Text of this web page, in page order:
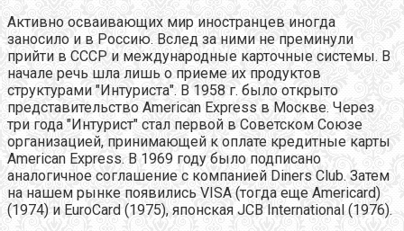
Активно осваивающих мир иностранцев иногда
заносило и в Россию. Вслед за ними не преминули
прийти в СССР и международные карточные системы. В
начале речь шла лишь о приеме их продуктов
структурами "Интуриста". В 1958 г. было открыто
представительство American Express в Москве. Через
три года "Интурист" стал первой в Советском Союзе
организацией, принимающей к оплате кредитные карты
American Express. В 1969 году было подписано
аналогичное соглашение с компанией Diners Club. Затем
на нашем рынке появились VISA (тогда еще Americard)
(1974) и EuroCard (1975), японская JCB International (1976).